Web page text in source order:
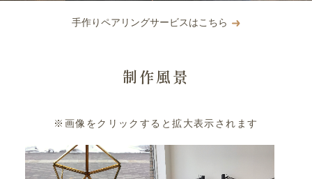
手作りペアリングサービスはこちら
制作風景
※画像をクリックすると拡大表示されます